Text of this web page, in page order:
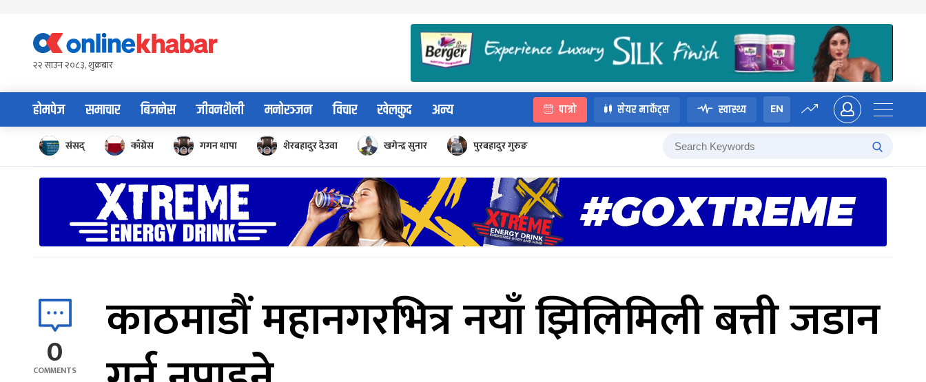
content२२ साउन २०८३, शुक्रबार
होमपेज समाचार बिजनेस जीवनशैली मनोरञ्जन विचार खेलकुद अन्य पात्रो सेयर मार्केट्स स्वास्थ्य EN
संसद् काँग्रेस गगन थापा शेरबहादुर देउवा खगेन्द्र सुनार पुरबहादुर गुरुङ
0
COMMENTS
काठमाडौं महानगरभित्र नयाँ झिलिमिली बत्ती जडान